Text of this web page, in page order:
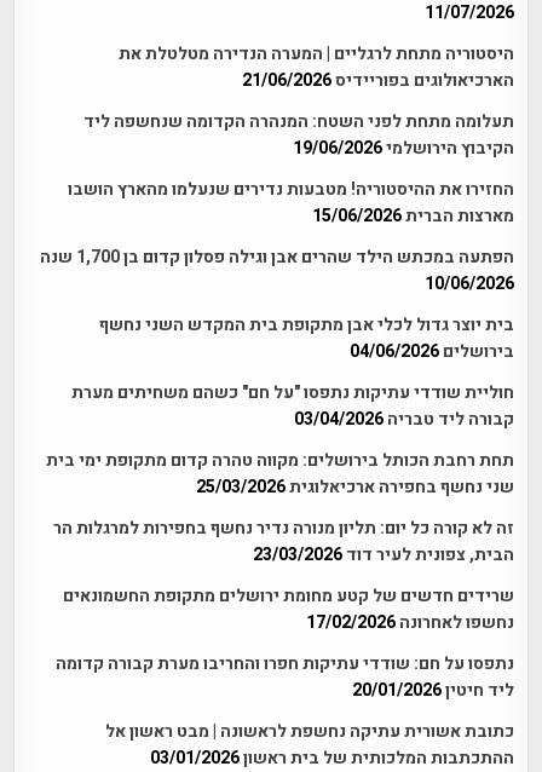
11/07/2026
היסטוריה מתחת לרגליים | המערה הנדירה מטלטלת את
הארכיאולוגים בפוריידיס21/06/2026
תעלומה מתחת לפני השטח: המנהרה הקדומה שנחשפה ליד
הקיבוץ הירושלמי19/06/2026
החזירו את ההיסטוריה! מטבעות נדירים שנעלמו מהארץ הושבו
מארצות הברית15/06/2026
הפתעה במכתש הילד שהרים אבן וגילה פסלון קדום בן 1,700 שנה
10/06/2026
בית יוצר גדול לכלי אבן מתקופת בית המקדש השני נחשף
בירושלים 04/06/2026
חוליית שודדי עתיקות נתפסו "על חם" כשהם משחיתים מערת
קבורה ליד טבריה 03/04/2026
תחת רחבת הכותל בירושלים: מקווה טהרה קדום מתקופת ימי בית
שני נחשף בחפירה ארכיאלוגית25/03/2026
זה לא קורה כל יום: תליון מנורה נדיר נחשף בחפירות למרגלות הר
הבית, צפונית לעיר דוד 23/03/2026
שרידים חדשים של קטע מחומת ירושלים מתקופת החשמונאים
נחשפו לאחרונה 17/02/2026
נתפסו על חם: שודדי עתיקות חפרו והחריבו מערת קבורה קדומה
ליד חיטין20/01/2026
כתובת אשורית עתיקה נחשפת לראשונה | מבט ראשון אל
ההתכתבות המלכותית של בית ראשון03/01/2026